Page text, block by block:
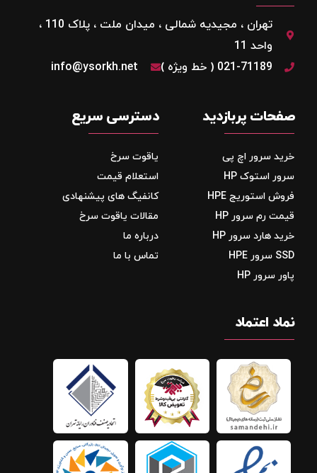
تهران ، مجیدیه شمالی ، میدان ملت ، پلاک 110 ،
واحد 11
021-71189 ( خط ویژه )
info@ysorkh.net
صفحات پربازدید
خرید سرور اچ پی
سرور استوک HP
فروش استوریج‌ HPE
قیمت رم سرور HP
خرید هارد سرور HP
SSD سرور HPE
پاور سرور HP
دسترسی سریع
یاقوت سرخ
استعلام قیمت
کانفیگ های پیشنهادی
مقالات یاقوت سرخ
درباره ما
تماس با ما
نماد اعتماد